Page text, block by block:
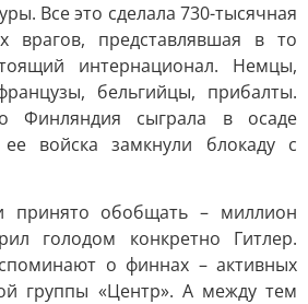
Все это сделала 730-тысячная
врагов, представлявшая в то
интернационал. Немцы,
бельгийцы, прибалты.
Финляндия сыграла в осаде
войска замкнули блокаду с
принято обобщать – миллион
голодом конкретно Гитлер.
о финнах – активных
группы «Центр». А между тем